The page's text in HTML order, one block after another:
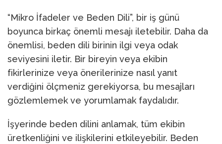
“Mikro İfadeler ve Beden Dili”, bir iş günü
boyunca birkaç önemli mesajı iletebilir. Daha da
önemlisi, beden dili birinin ilgi veya odak
seviyesini iletir. Bir bireyin veya ekibin
fikirlerinize veya önerilerinize nasıl yanıt
verdiğini ölçmeniz gerekiyorsa, bu mesajları
gözlemlemek ve yorumlamak faydalıdır.
İşyerinde beden dilini anlamak, tüm ekibin
üretkenliğini ve ilişkilerini etkileyebilir. Beden